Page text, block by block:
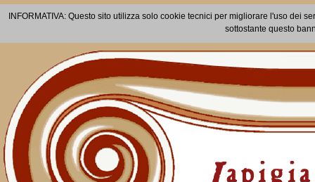
INFORMATIVA: Questo sito utilizza solo cookie tecnici per migliorare l'uso dei
sottostante questo